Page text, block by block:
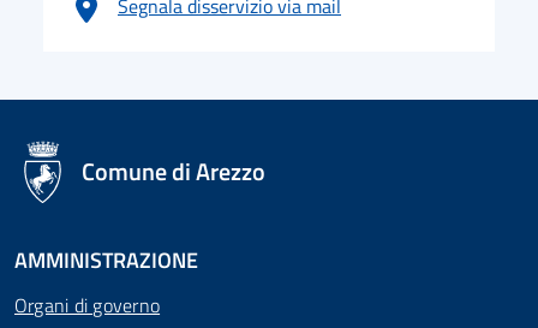
Segnala disservizio via mail
logo Unione Europea
Comune di Arezzo
AMMINISTRAZIONE
Organi di governo